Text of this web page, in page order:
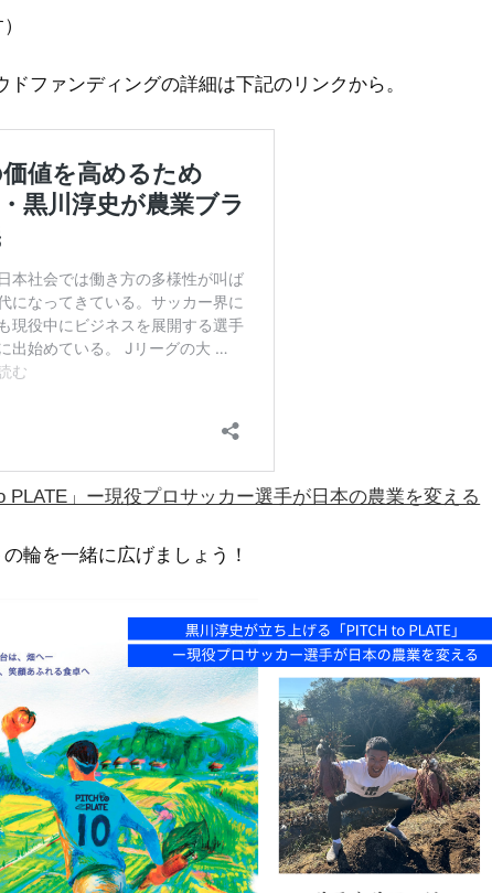
ドファンディングの詳細は下記のリンクから。
」ー現役プロサッカー選手が日本の農業を変える
輪を一緒に広げましょう！